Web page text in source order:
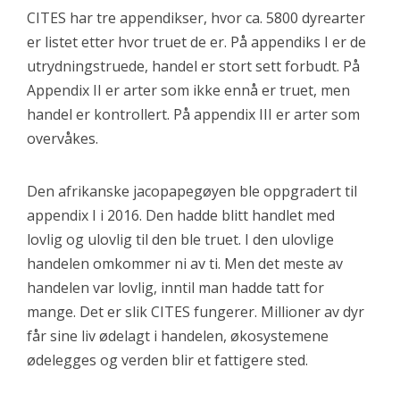
CITES har tre appendikser, hvor ca. 5800 dyrearter
er listet etter hvor truet de er. På appendiks I er de
utrydningstruede, handel er stort sett forbudt. På
Appendix II er arter som ikke ennå er truet, men
handel er kontrollert. På appendix III er arter som
overvåkes.
Den afrikanske jacopapegøyen ble oppgradert til
appendix I i 2016. Den hadde blitt handlet med
lovlig og ulovlig til den ble truet. I den ulovlige
handelen omkommer ni av ti. Men det meste av
handelen var lovlig, inntil man hadde tatt for
mange. Det er slik CITES fungerer. Millioner av dyr
får sine liv ødelagt i handelen, økosystemene
ødelegges og verden blir et fattigere sted.